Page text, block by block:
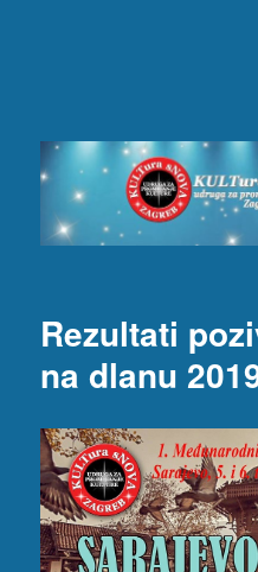
Rezultati
na dlanu